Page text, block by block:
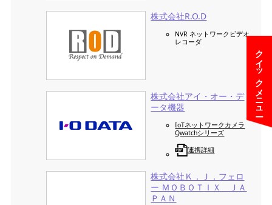
クイックメニュー
株式会社R.O.D
NVR ネットワークビデオ
レコーダ
株式会社アイ・オー・デ
ータ機器
IoTネットワークカメラ
Qwatchシリーズ
連携詳細
株式会社Ｋ．Ｊ．フェロ
ー ＭＯＢＯＴＩＸ ＪＡ
ＰＡＮ